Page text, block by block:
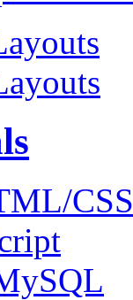
CSS